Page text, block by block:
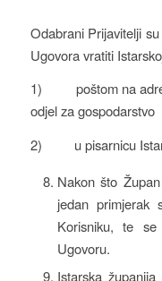
Odabrani Prijavitelji
Ugovora vratiti
1) poštom na
odjel za gospodarstvo
2) u pisarnicu
Nakon što
jedan primjerak
Korisniku, te
Ugovoru.
Istarska